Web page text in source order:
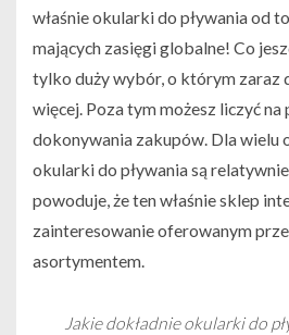
właśnie okularki do pływania od
mających zasięgi globalne! Co
tylko duży wybór, o którym zaraz
więcej. Poza tym możesz liczyć na
dokonywania zakupów. Dla wielu
okularki do pływania są
powoduje, że ten właśnie sklep
zainteresowanie oferowanym
asortymentem.
Jakie dokładnie okularki do